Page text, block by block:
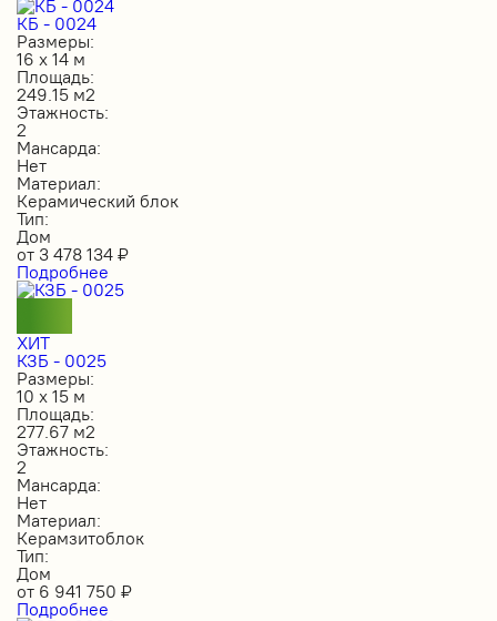
КБ - 0024
Размеры:
16 х 14 м
Площадь:
249.15 м2
Этажность:
2
Мансарда:
Нет
Материал:
Керамический блок
Тип:
Дом
от 3 478 134 ₽
Подробнее
ХИТ
КЗБ - 0025
Размеры:
10 х 15 м
Площадь:
277.67 м2
Этажность:
2
Мансарда:
Нет
Материал:
Керамзитоблок
Тип:
Дом
от 6 941 750 ₽
Подробнее